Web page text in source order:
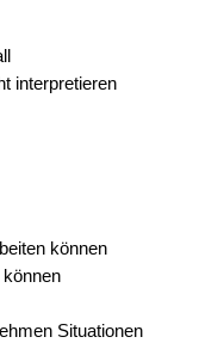
interpretieren
können
Situationen